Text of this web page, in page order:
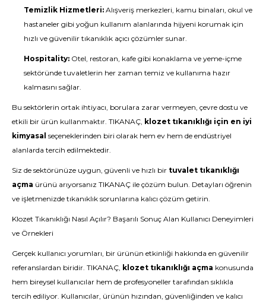
Temizlik Hizmetleri: Alışveriş merkezleri, kamu binaları, okul ve
hastaneler gibi yoğun kullanım alanlarında hijyeni korumak için
hızlı ve güvenilir tıkanıklık açıcı çözümler sunar.
Hospitality: Otel, restoran, kafe gibi konaklama ve yeme-içme
sektöründe tuvaletlerin her zaman temiz ve kullanıma hazır
kalmasını sağlar.
Bu sektörlerin ortak ihtiyacı, borulara zarar vermeyen, çevre dostu ve
etkili bir ürün kullanmaktır. TIKANAÇ, klozet tıkanıklığı için en iyi
kimyasal seçeneklerinden biri olarak hem ev hem de endüstriyel
alanlarda tercih edilmektedir.
Siz de sektörünüze uygun, güvenli ve hızlı bir tuvalet tıkanıklığı
açma ürünü arıyorsanız TIKANAÇ ile çözüm bulun. Detayları öğrenin
ve işletmenizde tıkanıklık sorunlarına kalıcı çözüm getirin.
Klozet Tıkanıklığı Nasıl Açılır? Başarılı Sonuç Alan Kullanıcı Deneyimleri
ve Örnekleri
Gerçek kullanıcı yorumları, bir ürünün etkinliği hakkında en güvenilir
referanslardan biridir. TIKANAÇ, klozet tıkanıklığı açma konusunda
hem bireysel kullanıcılar hem de profesyoneller tarafından sıklıkla
tercih ediliyor. Kullanıcılar, ürünün hızından, güvenliğinden ve kalıcı